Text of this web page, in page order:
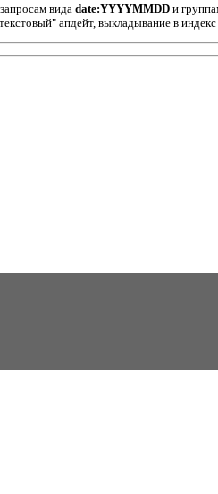
вида date:YYYYMMDD и
апдейт, выкладывание в